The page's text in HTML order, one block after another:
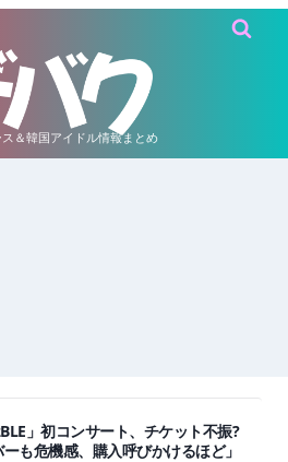
＆韓国アイドル情報まとめ
」初コンサート、チケット不振?
ーも危機感、購入呼びかけるほど」